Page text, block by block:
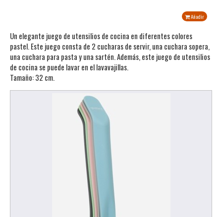
Añadir
Un elegante juego de utensilios de cocina en diferentes colores
pastel. Este juego consta de 2 cucharas de servir, una cuchara sopera,
una cuchara para pasta y una sartén. Además, este juego de utensilios
de cocina se puede lavar en el lavavajillas.
Tamaño: 32 cm.